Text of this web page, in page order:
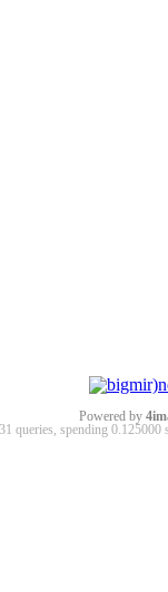
Powered by
queries, spending